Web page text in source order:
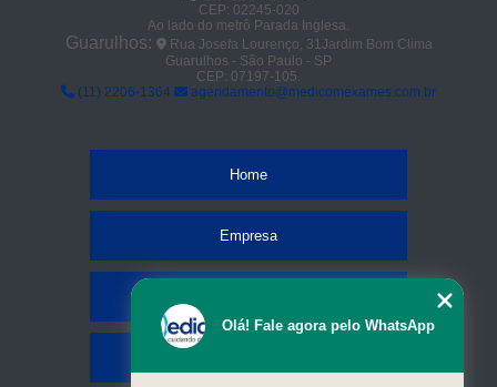
CEP: 02245-020
Ao lado do metrô Parada Inglesa.
Guarulhos:
Rua Josefa Lourenço, 31Jardim Bom Clima
Guarulhos - São Paulo - SP
CEP: 07197-105.
(11) 2206-1364
agendamento@medicomexames.com.br
Home
Empresa
Olá! Fale agora pelo WhatsApp